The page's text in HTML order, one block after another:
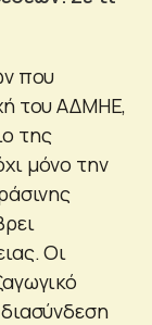
που
του ΑΔΜΗΕ,
της
μόνο την
Οι